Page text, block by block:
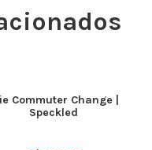
Commuter Change |
Speckled